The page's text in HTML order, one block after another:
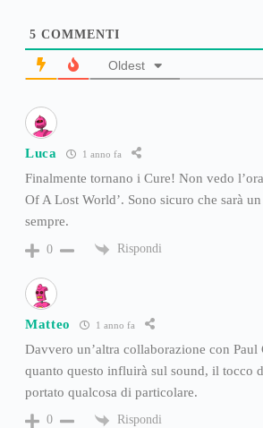
5 COMMENTI
Oldest
Luca 1 anno fa
Finalmente tornano i Cure! Non vedo
Of A Lost World’. Sono sicuro che sarà
sempre.
0 Rispondi
Matteo 1 anno fa
Davvero un’altra collaborazione con
quanto questo influirà sul sound, il tocco
portato qualcosa di particolare.
0 Rispondi